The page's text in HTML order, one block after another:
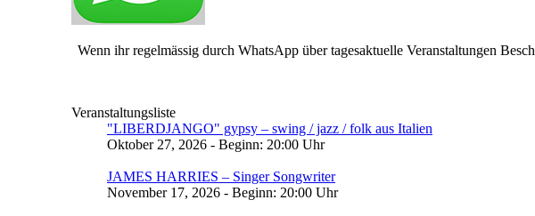
Wenn ihr regelmässig durch WhatsApp über tagesaktuelle Veranstaltungen
Veranstaltungsliste
"LIBERDJANGO" gypsy – swing / jazz / folk aus Italien
Oktober 27, 2026 - Beginn: 20:00 Uhr
JAMES HARRIES – Singer Songwriter
November 17, 2026 - Beginn: 20:00 Uhr